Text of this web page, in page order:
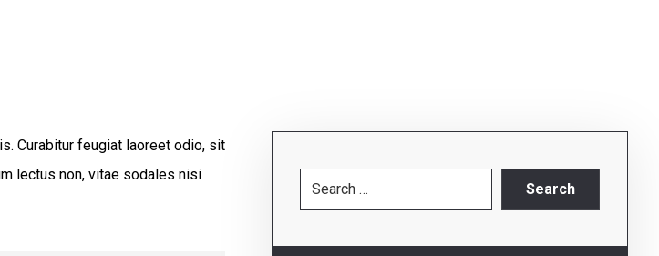
Curabitur feugiat laoreet odio, sit
lectus non, vitae sodales nisi